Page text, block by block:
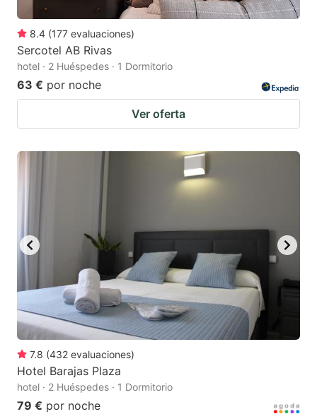
8.4 (177 evaluaciones)
Sercotel AB Rivas
hotel · 2 Huéspedes · 1 Dormitorio
63 € por noche
Ver oferta
7.8 (432 evaluaciones)
Hotel Barajas Plaza
hotel · 2 Huéspedes · 1 Dormitorio
79 € por noche